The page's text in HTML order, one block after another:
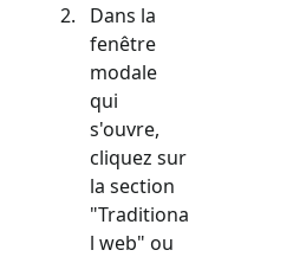
Dans la
fenêtre
modale
qui
s'ouvre,
cliquez sur
la section
"Traditiona
l web" ou